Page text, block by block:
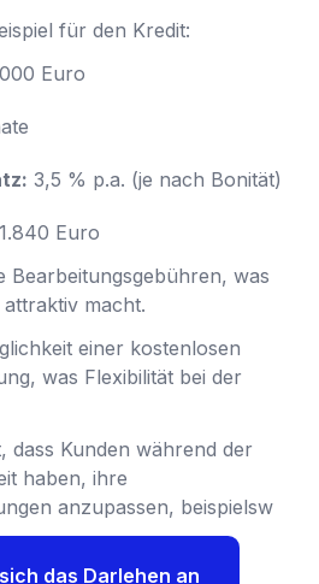
für den Kredit:
Euro
3,5 % p.a. (je nach Bonität)
Euro
Bearbeitungsgebühren, was
macht.
einer kostenlosen
was Flexibilität bei der
dass Kunden während der
haben, ihre
anzupassen, beispielsw
das Darlehen an